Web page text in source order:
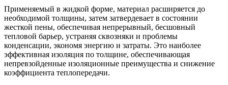
Применяемый в жидкой форме, материал расширяется до
необходимой толщины, затем затвердевает в состоянии
жесткой пены, обеспечивая непрерывный, бесшовный
тепловой барьер, устраняя сквозняки и проблемы
конденсации, экономя энергию и затраты. Это наиболее
эффективная изоляция по толщине, обеспечивающая
непревзойденные изоляционные преимущества и снижение
коэффициента теплопередачи.